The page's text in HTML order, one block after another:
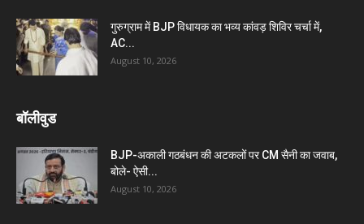
गुरुग्राम में BJP विधायक का भव्य कांवड़ शिविर चर्चा में,
AC...
August 10, 2026
बॉलीवुड
BJP-अकाली गठबंधन की अटकलों पर CM सैनी का जवाब,
बोले- ऐसी...
August 10, 2026